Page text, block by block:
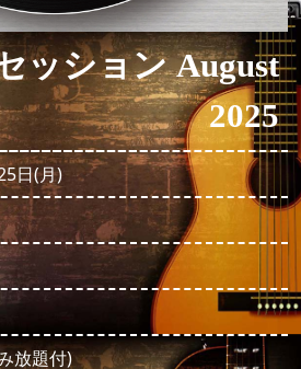
ッション August
2025
日(月)
放題付)